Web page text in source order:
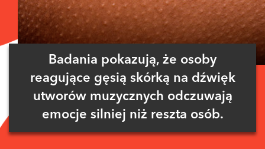
Badania pokazują, że osoby
reagujące gęsią skórką na dźwięk
utworów muzycznych odczuwają
emocje silniej niż reszta osób.